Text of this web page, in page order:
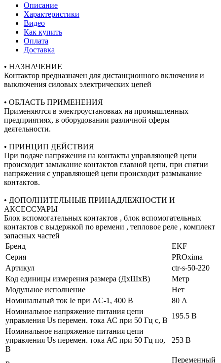
Описание
Характеристики
Видео
Как купить
Оплата
Доставка
• НАЗНАЧЕНИЕ
Контактор предназначен для дистанционного включения и
выключения силовых электрических цепей
• ОБЛАСТЬ ПРИМЕНЕНИЯ
Применяются в электроустановках на промышленных
предприятиях, в оборудовании различной сферы
деятельности.
• ПРИНЦИП ДЕЙСТВИЯ
При подаче напряжения на контакты управляющей цепи
происходит замыкание контактов главной цепи, при снятии
напряжения с управляющей цепи происходит размыкание
контактов.
• ДОПОЛНИТЕЛЬНЫЕ ПРИНАДЛЕЖНОСТИ И
АКСЕССУАРЫ
Блок вспомогательных контактов , блок вспомогательных
контактов с выдержкой по времени , тепловое реле , комплект
запасных частей
Бренд
EKF
Серия
PROxima
Артикул
ctr-s-50-220
Код единицы измерения размера (ДхШхВ)
Метр
Модульное исполнение
Нет
Номинальный ток Ie при AC-1, 400 В
80 А
Номинальное напряжение питания цепи
управления Us перемен. тока АС при 50 Гц с, В
195.5 В
Номинальное напряжение питания цепи
управления Us перемен. тока АС при 50 Гц по,
В
253 В
Переменный